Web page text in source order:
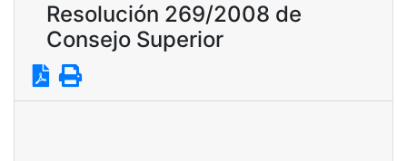
Resolución 269/2008 de
Consejo Superior